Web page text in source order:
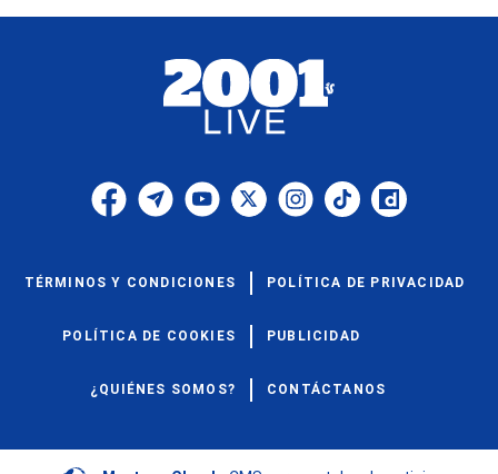
TÉRMINOS Y CONDICIONES POLÍTICA DE PRIVACIDAD
POLÍTICA DE COOKIES PUBLICIDAD
¿QUIÉNES SOMOS? CONTÁCTANOS